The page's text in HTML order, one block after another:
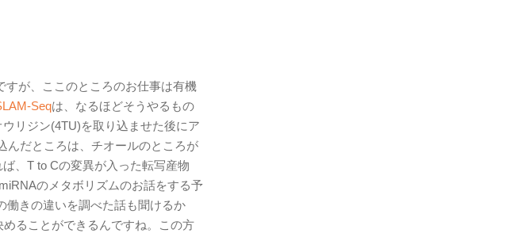
が、ここのところのお仕事は有機
Seqは、なるほどそうやるもの
リジン(4TU)を取り込ませた後にア
んだところは、チオールのところが
、T to Cの変異が入った転写産物
のメタボリズムのお話をする予
働きの違いを調べた話も聞けるか
ることができるんですね。この方